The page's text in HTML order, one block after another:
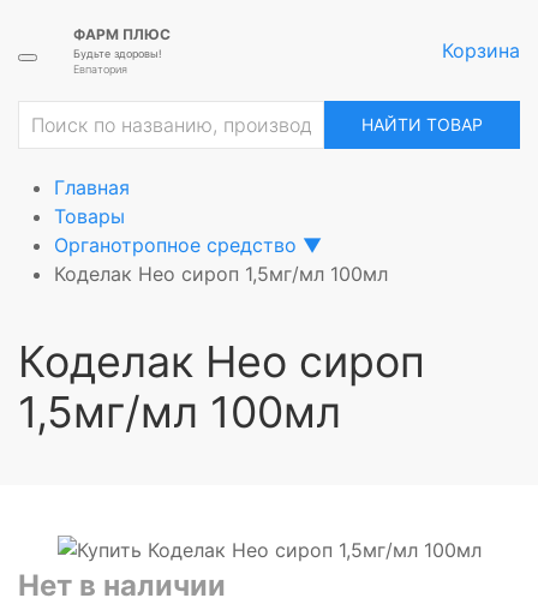
ФАРМ ПЛЮС
Будьте здоровы!
Евпатория
Корзина
НАЙТИ ТОВАР
Главная
Товары
Органотропное средство ▼
Коделак Нео сироп 1,5мг/мл 100мл
Коделак Нео сироп
1,5мг/мл 100мл
Нет в наличии